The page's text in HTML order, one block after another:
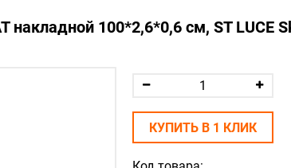
накладной 100*2,6*0,6 см, ST LUCE
КУПИТЬ В 1 КЛИК